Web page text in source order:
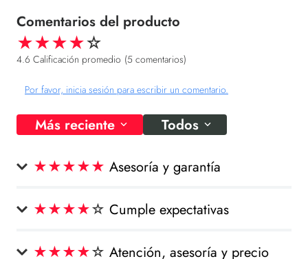
★★★★☆
4.6 Calificación promedio (5 comentarios)
Por favor, inicia sesión para escribir un comentario.
Más reciente Todos
★★★★★ Asesoría y garantía
Me gusto el diseño la textura y la garantía y espero sea
todo como me lo dijo el asesor .Gracias
★★★★☆ Cumple expectativas
Me parece que cumple con todos los servicios
★★★★☆ Atención, asesoría y precio